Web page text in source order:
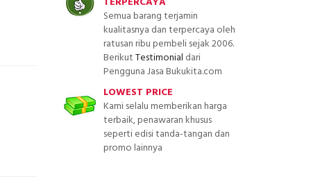
Semua barang terjamin
kualitasnya dan terpercaya oleh
ratusan ribu pembeli sejak 2006.
BerikutTestimonial dari
Pengguna Jasa Bukukita.com
LOWEST PRICE
Kami selalu memberikan harga
terbaik, penawaran khusus
seperti edisi tanda-tangan dan
promo lainnya